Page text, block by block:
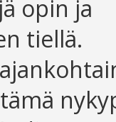
opin ja
tiellä.